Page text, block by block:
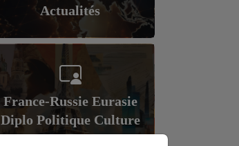
Actualités
France-Russie Eurasie
Diplo Politique Culture